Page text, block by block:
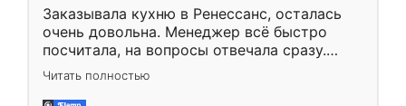
Заказывала кухню в Ренессанс, осталась
очень довольна. Менеджер всё быстро
посчитала, на вопросы отвечала сразу.
Замерщик приехал в субботу, подошёл к
делу со всей ответственностью. Собрали
Читать полностью